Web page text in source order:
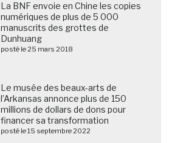
La BNF envoie en Chine les copies
numériques de plus de 5 000
manuscrits des grottes de
Dunhuang
posté le 25 mars 2018
Le musée des beaux-arts de
l’Arkansas annonce plus de 150
millions de dollars de dons pour
financer sa transformation
posté le 15 septembre 2022